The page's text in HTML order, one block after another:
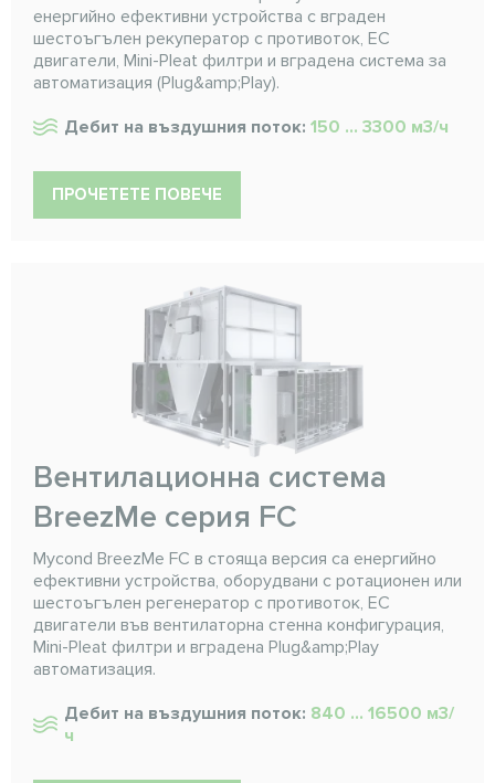
енергийно ефективни устройства с вграден
шестоъгълен рекуператор с противоток, EC
двигатели, Mini-Pleat филтри и вградена система за
автоматизация (Plug&amp;Play).
Дебит на въздушния поток: 150 ... 3300 м3/ч
ПРОЧЕТЕТЕ ПОВЕЧЕ
Вентилационна система
BreezMe серия FC
Mycond BreezMe FC в стояща версия са енергийно
ефективни устройства, оборудвани с ротационен или
шестоъгълен регенератор с противоток, EC
двигатели във вентилаторна стенна конфигурация,
Mini-Pleat филтри и вградена Plug&amp;Play
автоматизация.
Дебит на въздушния поток: 840 ... 16500 м3/
ч